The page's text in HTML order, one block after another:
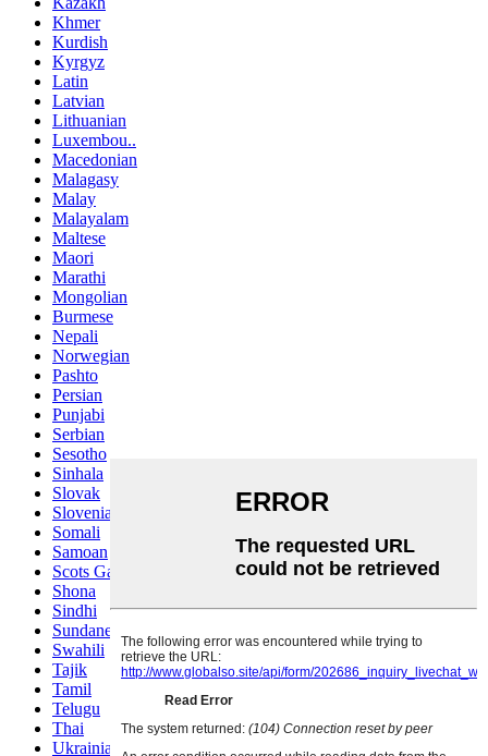
Khmer
Kurdish
Kyrgyz
Latin
Latvian
Lithuanian
Luxembou..
Macedonian
Malagasy
Malay
Malayalam
Maltese
Maori
Marathi
Mongolian
Burmese
Nepali
Norwegian
Pashto
Persian
Punjabi
Serbian
Sesotho
Sinhala
Slovak
Slovenian
Somali
Samoan
Scots Gaelic
Shona
Sindhi
Sundanese
Swahili
Tajik
Tamil
Telugu
Thai
Ukrainian